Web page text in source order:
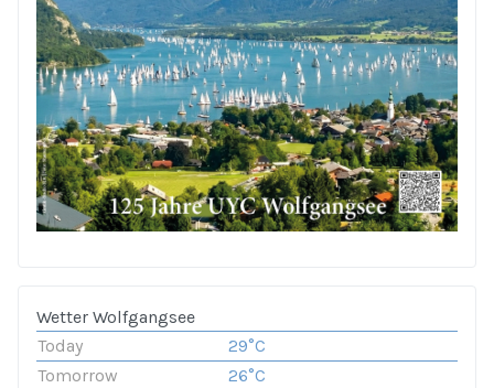
Wetter Wolfgangsee
Today
29°C
Tomorrow
26°C